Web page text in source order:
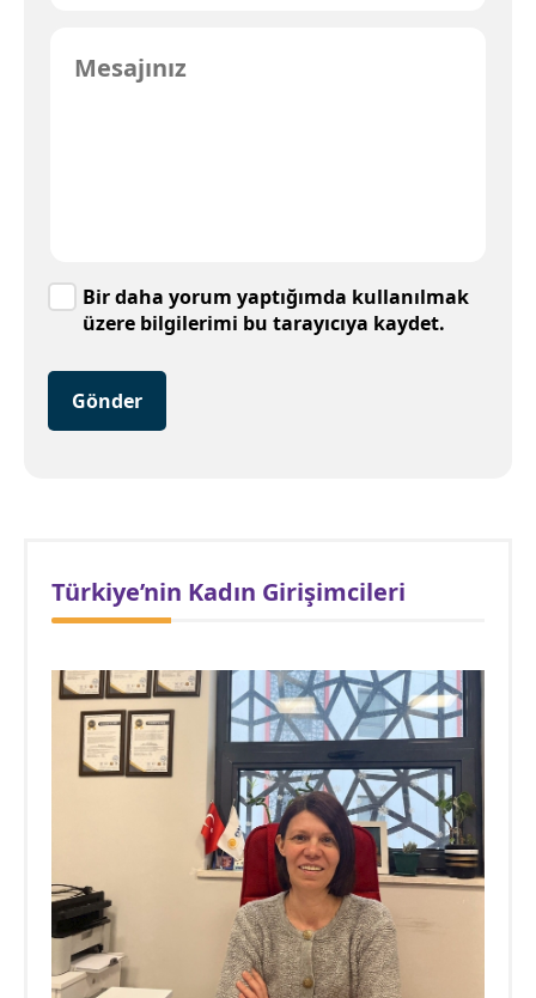
Bir daha yorum yaptığımda kullanılmak
üzere bilgilerimi bu tarayıcıya kaydet.
Gönder
Türkiye’nin Kadın Girişimcileri